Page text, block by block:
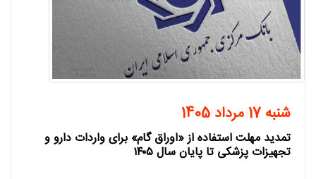
شنبه 17 مرداد 1405
تمدید مهلت استفاده از «اوراق گام» برای واردات دارو و
تجهیزات پزشکی تا پایان سال ۱۴۰۵